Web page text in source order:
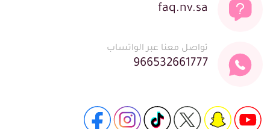
faq.nv.sa
تواصل معنا عبر الواتساب
966532661777